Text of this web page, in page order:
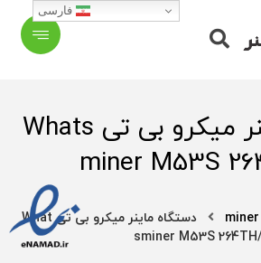
دستگاه ماینر میکرو بی تی Whats
miner M53S
miner
دستگاه ماینر میکرو بی تی What
sminer M53S
فارسی